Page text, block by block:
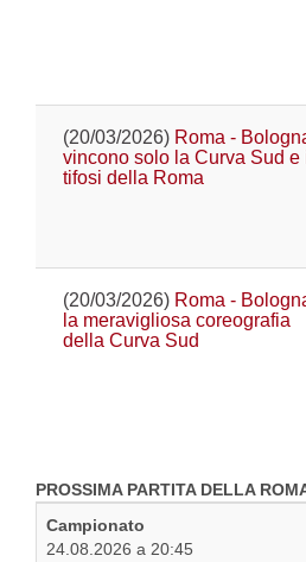
(20/03/2026) Roma -
vincono solo la Curva Sud e
tifosi della Roma
(20/03/2026) Roma -
la meravigliosa coreografia
della Curva Sud
PROSSIMA PARTITA DELLA
Campionato
24.08.2026 a 20:45